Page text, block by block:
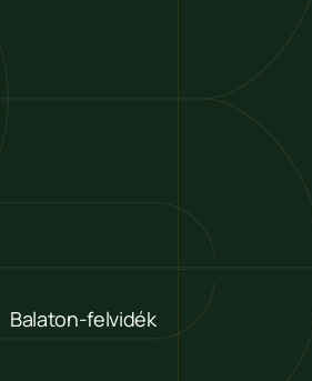
Balaton-felvidék